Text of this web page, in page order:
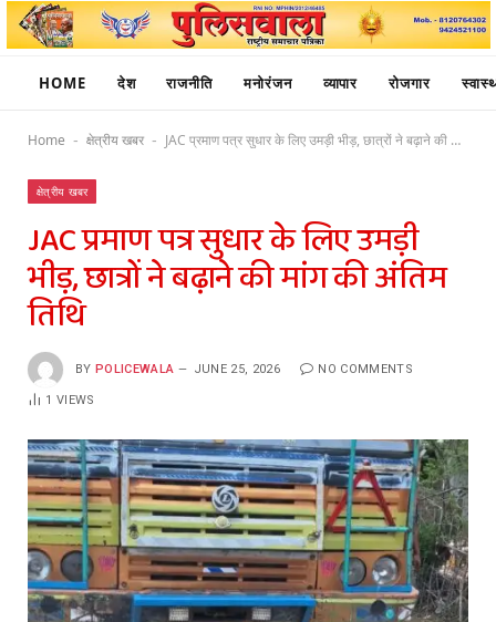
HOME देश राजनीति मनोरंजन व्यापार रोजगार
Home - क्षेत्रीय खबर - JAC प्रमाण पत्र सुधार के लिए उमड़ी भीड़, छात्रों ने बढ़ाने की मांग की अंतिम तिथि
क्षेत्रीय खबर
JAC प्रमाण पत्र सुधार के लिए उमड़ी
भीड़, छात्रों ने बढ़ाने की मांग की अंतिम
तिथि
BY POLICEWALA JUNE 25, 2026 NO COMMENTS
1VIEWS